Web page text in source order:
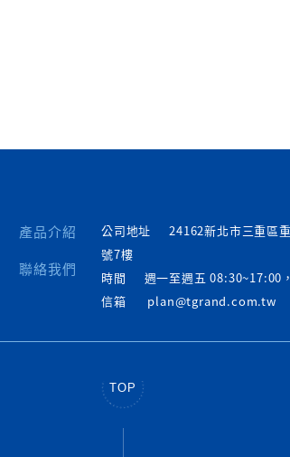
產品介紹
聯絡我們
公司地址
24162新北市三重區
號7樓
時間
週一至週五 08:30~17:00
信箱
plan@tgrand.com.tw
TOP